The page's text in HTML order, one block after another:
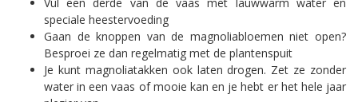
speciale heestervoeding
Gaan de knoppen van de magnoliabloemen niet open?
Besproei ze dan regelmatig met de plantenspuit
Je kunt magnoliatakken ook laten drogen. Zet ze zonder
water in een vaas of mooie kan en je hebt er het hele jaar